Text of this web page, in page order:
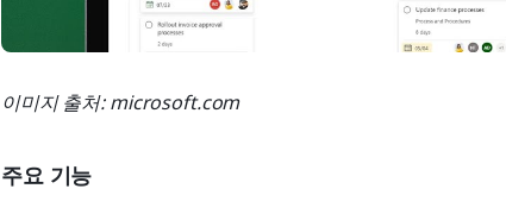
이미지 출처: microsoft.com
주요 기능